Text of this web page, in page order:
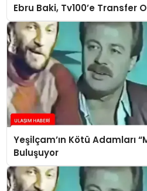
Ebru Baki, Tv100’e Transfer
Yeşilçam’ın Kötü Adamları
Buluşuyor